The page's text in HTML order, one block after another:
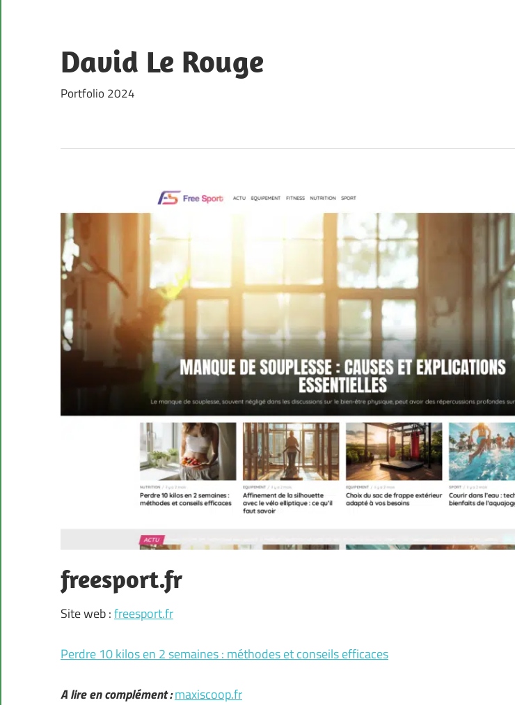
content
David Le Rouge
Portfolio 2024
freesport.fr
Site web :freesport.fr
Perdre 10 kilos en 2 semaines : méthodes et conseils efficaces
A lire en complément :maxiscoop.fr